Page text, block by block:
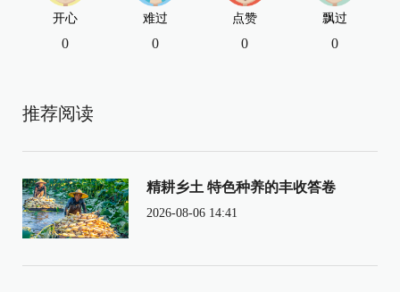
开心
0
难过
0
点赞
0
飘过
0
推荐阅读
精耕乡土 特色种养的丰收答卷
2026-08-06 14:41